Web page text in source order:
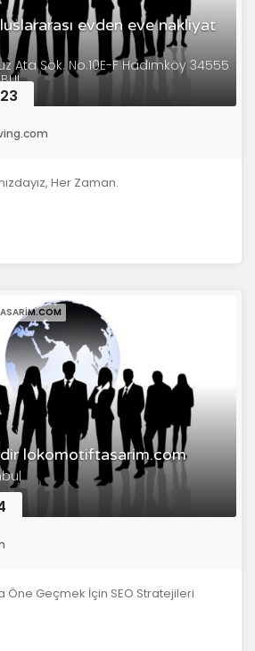
evden eve nakliyat
Ata Sok. No:10E-F Hadımköy 34555
Her Zaman.
lokomotiftasarim.com
Öne Geçmek İçin SEO Stratejileri